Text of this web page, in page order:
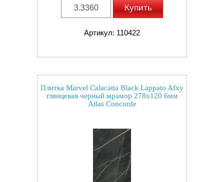
Купить
Артикул: 110422
Плитка Marvel Calacatta Black Lappato Afxy
глянцевая черный мрамор 278x120 6мм
Atlas Concorde